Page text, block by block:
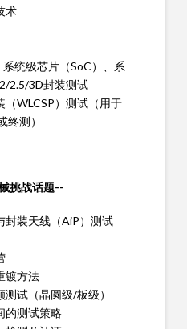
术
统级芯片（SoC）、系
2.5/3D封装测试
（WLCSP）测试（用于
终测）
挑战话题--
装天线（AiP）测试
镀方法
试（晶圆级/板级）
的测试策略